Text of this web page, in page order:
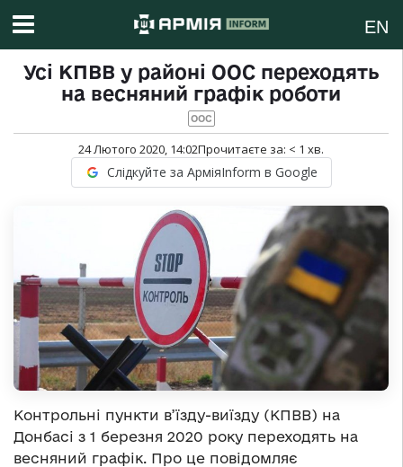
EN
Усі КПВВ у районі ООС переходять
на весняний графік роботи
ООС
24 Лютого 2020, 14:02Прочитаєте за: < 1 хв.
Слідкуйте за АрміяInform в Google
Контрольні пункти в’їзду-виїзду (КПВВ) на
Донбасі з 1 березня 2020 року переходять на
весняний графік. Про це повідомляє